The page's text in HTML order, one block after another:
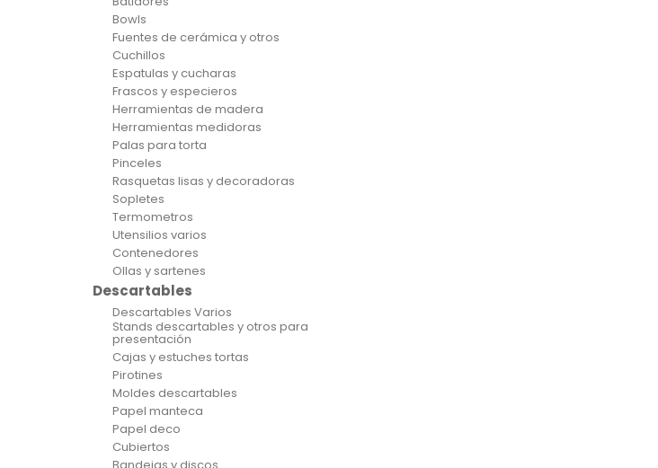
Bowls
Fuentes de cerámica y otros
Cuchillos
Espatulas y cucharas
Frascos y especieros
Herramientas de madera
Herramientas medidoras
Palas para torta
Pinceles
Rasquetas lisas y decoradoras
Sopletes
Termometros
Utensilios varios
Contenedores
Ollas y sartenes
Descartables
Descartables Varios
Stands descartables y otros para
presentación
Cajas y estuches tortas
Pirotines
Moldes descartables
Papel manteca
Papel deco
Cubiertos